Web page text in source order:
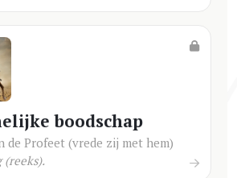
boodschap
de Profeet (vrede zij met hem)